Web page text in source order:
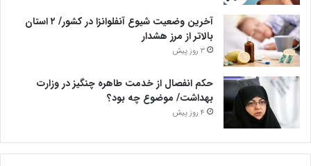
آخرین وضعیت شیوع آنفلوانزا در کشور/ ۲ استان
بالاتر از مرز هشدار
3 روز پیش
حکم انفصال از خدمت طاهره چنگیز در وزارت
بهداشت/ موضوع چه بود؟
4 روز پیش